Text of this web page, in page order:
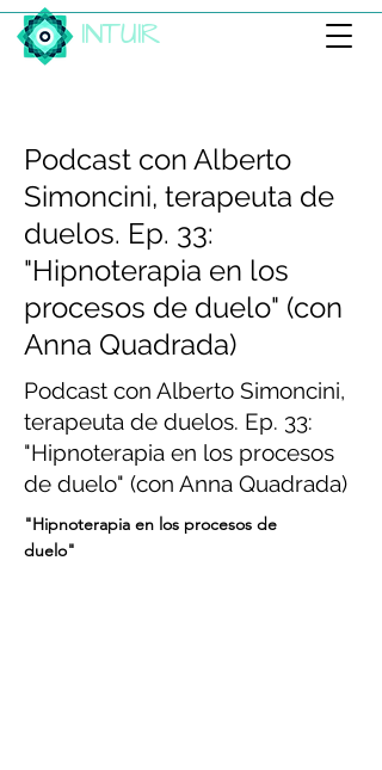
INTUIR
Podcast con Alberto
Simoncini, terapeuta de
duelos. Ep. 33:
"Hipnoterapia en los
procesos de duelo" (con
Anna Quadrada)
Podcast con Alberto Simoncini,
terapeuta de duelos. Ep. 33:
"Hipnoterapia en los procesos
de duelo" (con Anna Quadrada)
"Hipnoterapia en los procesos de
duelo"